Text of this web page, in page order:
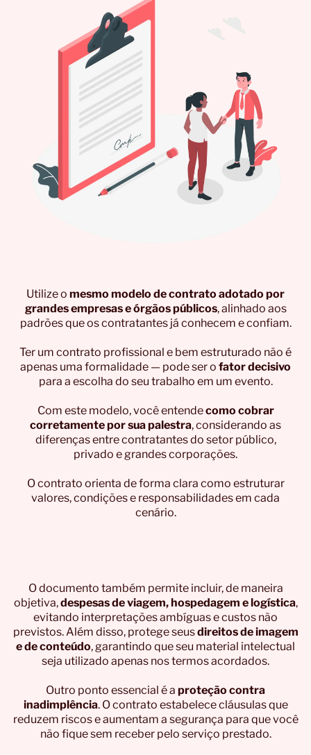
Utilize o mesmo modelo de contrato adotado por
grandes empresas e órgãos públicos, alinhado aos
padrões que os contratantes já conhecem e confiam.
Ter um contrato profissional e bem estruturado não é
apenas uma formalidade — pode ser o fator decisivo
para a escolha do seu trabalho em um evento.
Com este modelo, você entendecomo cobrar
corretamente por sua palestra, considerando as
diferenças entre contratantes do setor público,
privado e grandes corporações.
O contrato orienta de forma clara como estruturar
valores, condições e responsabilidades em cada
cenário.
O documento também permite incluir, de maneira
objetiva,despesas de viagem, hospedagem e logística,
evitando interpretações ambíguas e custos não
previstos. Além disso, protege seusdireitos de imagem
e de conteúdo, garantindo que seu material intelectual
seja utilizado apenas nos termos acordados.
Outro ponto essencial é a proteção contra
inadimplência. O contrato estabelece cláusulas que
reduzem riscos e aumentam a segurança para que você
não fique sem receber pelo serviço prestado.